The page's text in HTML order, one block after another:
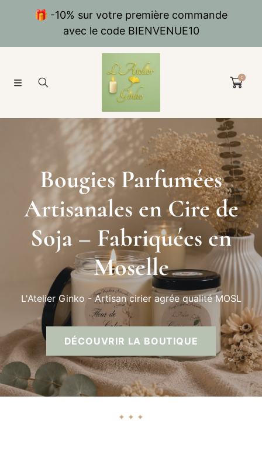
IGNORER ET PASSER AU CONTENU
🚚 Livraison offerte dès 39€ avec Mondial
Relay
0
Bougies Parfumées
Artisanales en Cire de
Soja – Fabriquées en
Moselle
L'Atelier Ginko - Artisan cirier agrée qualité MOSL
DÉCOUVRIR LA BOUTIQUE
✦ ✦ ✦